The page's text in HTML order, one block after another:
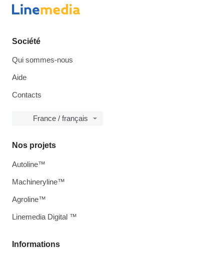
Société
Qui sommes-nous
Aide
Contacts
France / français
Informations
Nos projets
Autoline™
Machineryline™
Agroline™
Linemedia Digital ™